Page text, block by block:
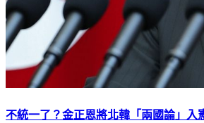
不統一了？金正恩將北韓「兩國論」